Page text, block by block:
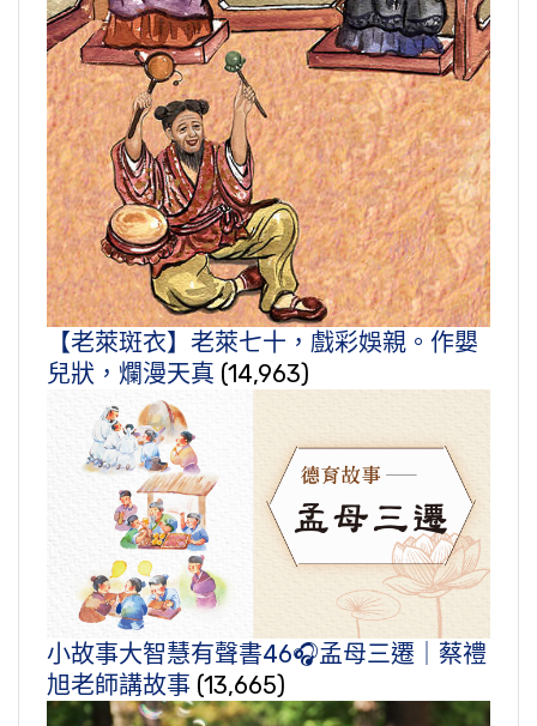
【老萊斑衣】老萊七十，戲彩娛親。作嬰
兒狀，爛漫天真 (14,963)
小故事大智慧有聲書46🎧孟母三遷｜蔡禮
旭老師講故事 (13,665)